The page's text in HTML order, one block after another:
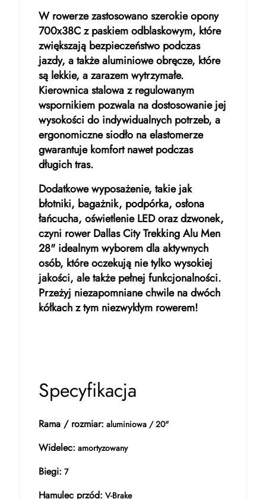
W rowerze zastosowano szerokie opony
700x38C z paskiem odblaskowym, które
zwiększają bezpieczeństwo podczas
jazdy, a także aluminiowe obręcze, które
są lekkie, a zarazem wytrzymałe.
Kierownica stalowa z regulowanym
wspornikiem pozwala na dostosowanie jej
wysokości do indywidualnych potrzeb, a
ergonomiczne siodło na elastomerze
gwarantuje komfort nawet podczas
długich tras.
Dodatkowe wyposażenie, takie jak
błotniki, bagażnik, podpórka, osłona
łańcucha, oświetlenie LED oraz dzwonek,
czyni rower Dallas City Trekking Alu Men
28" idealnym wyborem dla aktywnych
osób, które oczekują nie tylko wysokiej
jakości, ale także pełnej funkcjonalności.
Przeżyj niezapomniane chwile na dwóch
kółkach z tym niezwykłym rowerem!
Specyfikacja
Rama / rozmiar: aluminiowa / 20"
Widelec: amortyzowany
Biegi: 7
Hamulec przód: V-Brake